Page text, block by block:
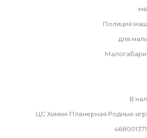
Полиция
для
В
ЦС Химки-Планерная Родные